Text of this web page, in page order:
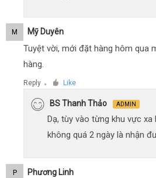
M Mỹ Duyên
Tuyệt vời, mới đặt hàng hôm qua
hàng.
Reply ● Like
BS Thanh Thảo ADMIN
Dạ, tùy vào từng khu vực
không quá 2 ngày là nhận
P Phương Linh